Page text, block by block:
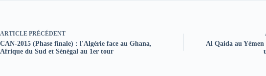
ARTICLE PRÉCÉDENT
CAN-2015 (Phase finale) : l'Algérie face au Ghana,
Afrique du Sud et Sénégal au 1er tour
Al Qaida au Yémen